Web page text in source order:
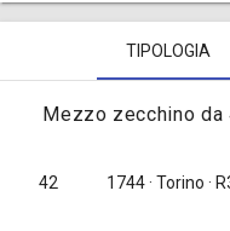
TIPOLOGIA
Mezzo zecchino da
42 1744· Torino ·